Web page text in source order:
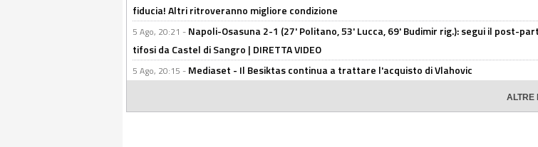
fiducia! Altri ritroveranno migliore condizione
5 Ago, 20:21 - Napoli-Osasuna 2-1 (27' Politano, 53' Lucca, 69' Budimir rig.): segui il post-
tifosi da Castel di Sangro | DIRETTA VIDEO
5 Ago, 20:15 - Mediaset - Il Besiktas continua a trattare l'acquisto di Vlahovic
ALTRE